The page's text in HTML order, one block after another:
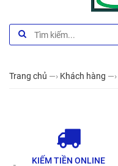
Trang chủ —› Khách hàng —›
KIẾM TIỀN ONLINE